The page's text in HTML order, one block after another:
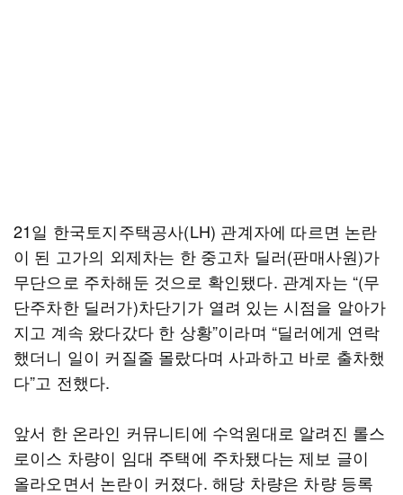
21일 한국토지주택공사(LH) 관계자에 따르면 논란
이 된 고가의 외제차는 한 중고차 딜러(판매사원)가
무단으로 주차해둔 것으로 확인됐다. 관계자는 “(무
단주차한 딜러가)차단기가 열려 있는 시점을 알아가
지고 계속 왔다갔다 한 상황”이라며 “딜러에게 연락
했더니 일이 커질줄 몰랐다며 사과하고 바로 출차했
다”고 전했다.
앞서 한 온라인 커뮤니티에 수억원대로 알려진 롤스
로이스 차량이 임대 주택에 주차됐다는 제보 글이
올라오면서 논란이 커졌다. 해당 차량은 차량 등록